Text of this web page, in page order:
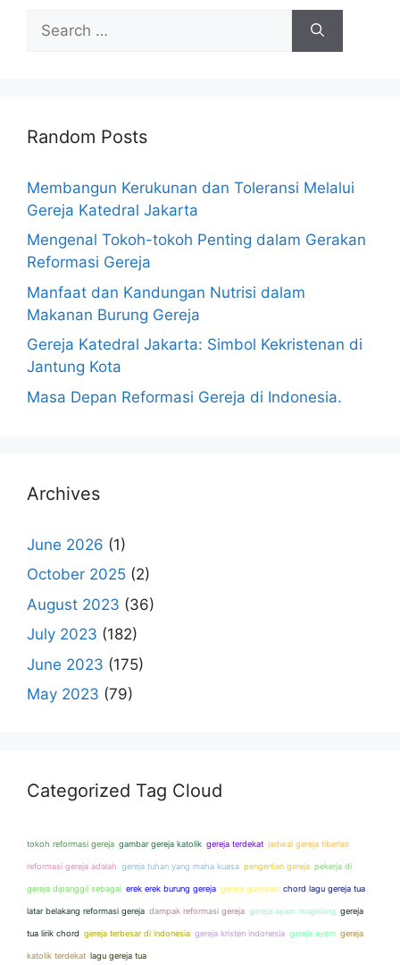
for:
Random Posts
Membangun Kerukunan dan Toleransi Melalui
Gereja Katedral Jakarta
Mengenal Tokoh-tokoh Penting dalam Gerakan
Reformasi Gereja
Manfaat dan Kandungan Nutrisi dalam
Makanan Burung Gereja
Gereja Katedral Jakarta: Simbol Kekristenan di
Jantung Kota
Masa Depan Reformasi Gereja di Indonesia.
Archives
June 2026 (1)
October 2025 (2)
August 2023 (36)
July 2023 (182)
June 2023 (175)
May 2023 (79)
Categorized Tag Cloud
tokoh reformasi gereja gambar gereja katolik gereja terdekat jadwal gereja tiberias
reformasi gereja adalah gereja tuhan yang maha kuasa pengertian gereja pekerja di
gereja dipanggil sebagai erek erek burung gereja gereja ganjuran chord lagu gereja tua
latar belakang reformasi gereja dampak reformasi gereja gereja ayam magelang gereja
tua lirik chord gereja terbesar di indonesia gereja kristen indonesia gereja ayam gereja
katolik terdekat lagu gereja tua